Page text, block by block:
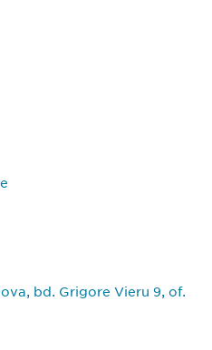
bd. Grigore Vieru 9, of.